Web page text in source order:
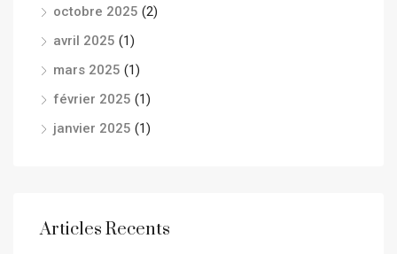
octobre 2025 (2)
avril 2025 (1)
mars 2025 (1)
février 2025 (1)
janvier 2025 (1)
Articles Recents